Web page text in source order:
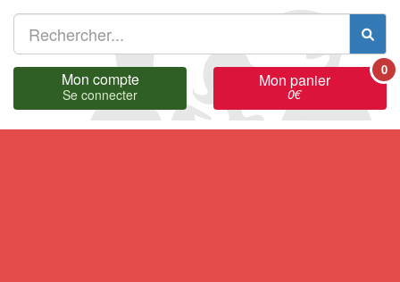
Mon compte
Se connecter
Mon panier
0€
0